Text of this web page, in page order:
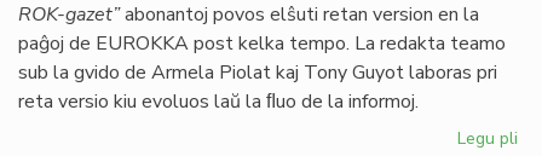
ROK-gazet”abonantoj povos elŝuti retan version en la
paĝoj de EUROKKA post kelka tempo. La redakta teamo
sub la gvido de Armela Piolat kaj Tony Guyot laboras pri
reta versio kiu evoluos laŭ la ﬂuo de la informoj.
Legu pli